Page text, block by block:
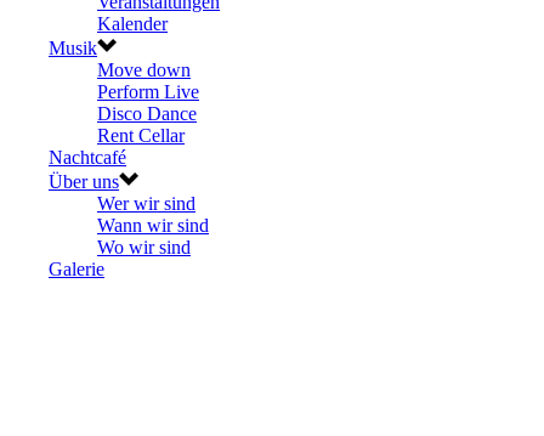
Kalender
Musik
Move down
Perform Live
Disco Dance
Rent Cellar
Nachtcafé
Über uns
Wer wir sind
Wann wir sind
Wo wir sind
Galerie